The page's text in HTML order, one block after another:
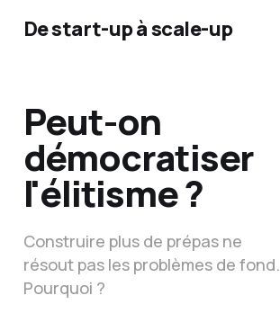
De start-up à scale-up
Peut-on
démocratiser
l'élitisme ?
Construire plus de prépas ne
résout pas les problèmes de fond.
Pourquoi ?